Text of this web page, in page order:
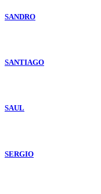
SANDRO
SANTIAGO
SAUL
SERGIO